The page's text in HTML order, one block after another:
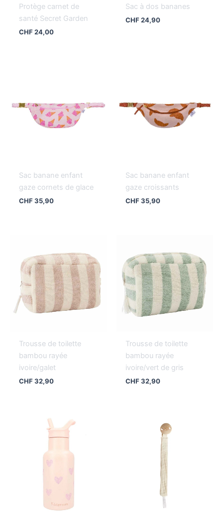
Protège carnet de
santé Secret Garden
CHF24,00
Sac à dos bananes
CHF24,90
Sac banane enfant
gaze cornets de glace
CHF35,90
Sac banane enfant
gaze croissants
CHF35,90
Trousse de toilette
bambou rayée
ivoire/galet
CHF32,90
Trousse de toilette
bambou rayée
ivoire/vert de gris
CHF32,90